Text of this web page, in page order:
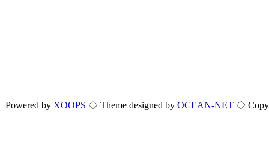
Powered by XOOPS ◇ Theme designed by OCEAN-NET ◇